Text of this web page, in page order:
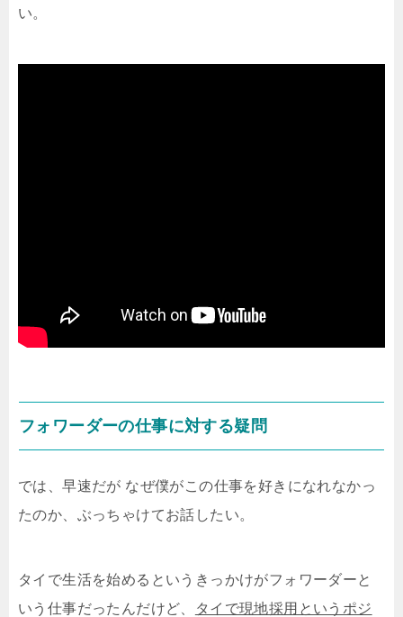
い。
フォワーダーの仕事に対する疑問
では、早速だが なぜ僕がこの仕事を好きになれなかっ
たのか、ぶっちゃけてお話したい。
タイで生活を始めるというきっかけがフォワーダーと
いう仕事だったんだけど、
タイで現地採用というポジ